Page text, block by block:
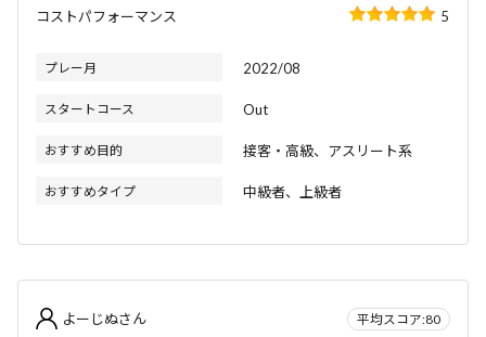
コストパフォーマンス
5
プレー月 2022/08
スタートコース Out
おすすめ目的 接客・高級、アスリート系
おすすめタイプ 中級者、上級者
よーじぬさん
平均スコア:80